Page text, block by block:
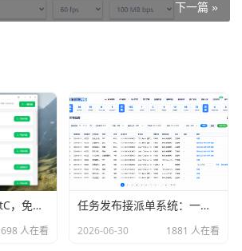
下一篇 »
国产开源神器 LightC，免费、开源、干净且强大的C盘清理工具
698 人在看
任务发布接派单系统：一站式任务发布、接单、派单、交付、结算平台
2026-06-30 1881 人在看